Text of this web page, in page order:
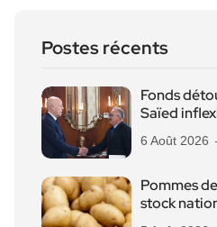
Postes récents
Fonds
Saïed
6 Août 2026
Pommes
stock